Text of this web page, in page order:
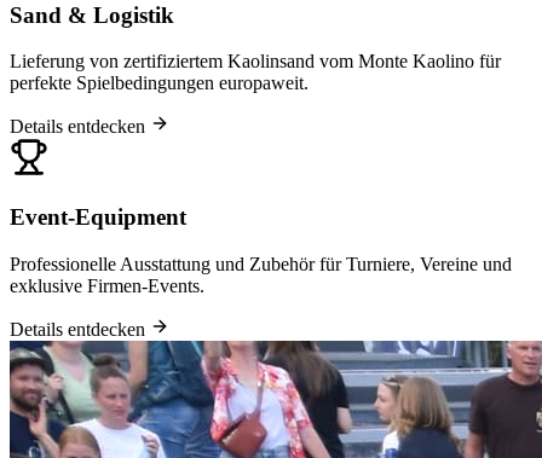
Sand & Logistik
Lieferung von zertifiziertem Kaolinsand vom Monte Kaolino für
perfekte Spielbedingungen europaweit.
Details entdecken
Event-Equipment
Professionelle Ausstattung und Zubehör für Turniere, Vereine und
exklusive Firmen-Events.
Details entdecken